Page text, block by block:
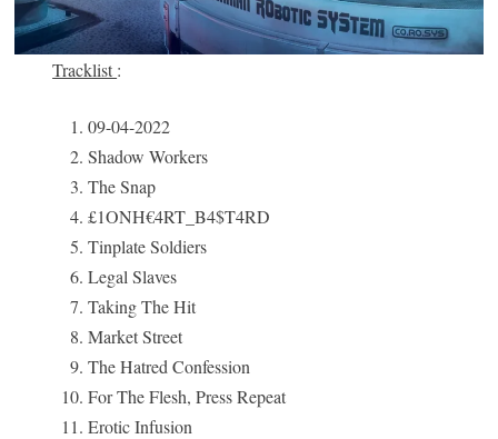
Tracklist :
09-04-2022
Shadow Workers
The Snap
£1ONH€4RT_B4$T4RD
Tinplate Soldiers
Legal Slaves
Taking The Hit
Market Street
The Hatred Confession
For The Flesh, Press Repeat
Erotic Infusion